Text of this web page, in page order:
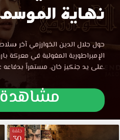
نهاية الموسم
حول جلال الدين الخوارزمي آخر
الإمبراطورية المغولية في معركة
على يد جنكيز خان، مستمراً بدفاعه عن إمبراطوريته حتى وفاته.
مشاهدة
حلقة